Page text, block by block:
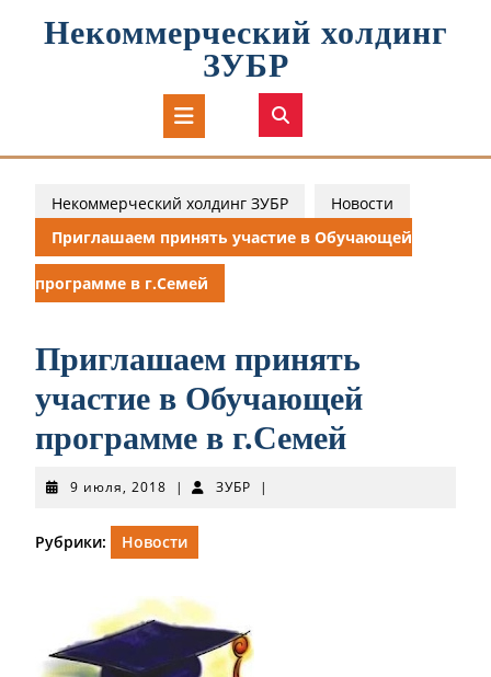
Некоммерческий холдинг
ЗУБР
Кнопка
Открыть
Некоммерческий холдинг ЗУБР
Новости
Приглашаем принять участие в Обучающей
программе в г.Семей
Приглашаем принять
участие в Обучающей
программе в г.Семей
9 июля, 2018
2018
| ЗУБР ЗУБР
|
Рубрики: Новости